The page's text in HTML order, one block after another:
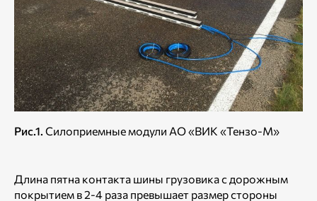
Рис.1. Силоприемные модули АО «ВИК «Тензо-М»
Длина пятна контакта шины грузовика с дорожным
покрытием в 2-4 раза превышает размер стороны